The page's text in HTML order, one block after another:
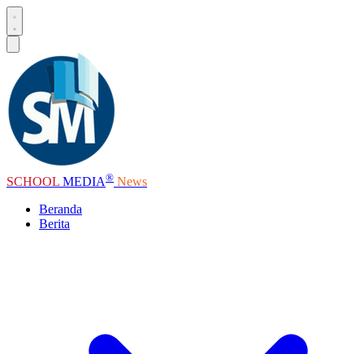
SCHOOL MEDIA® News
Beranda
Berita